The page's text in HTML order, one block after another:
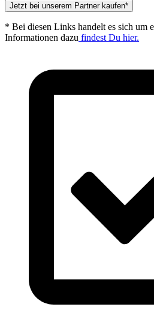
Jetzt bei unserem Partner kaufen*
* Bei diesen Links handelt es sich um
Informationen dazu findest Du hier.